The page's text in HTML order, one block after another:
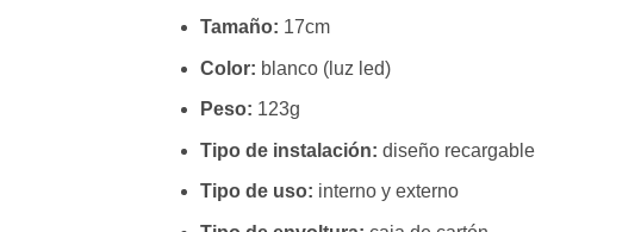
Tamaño: 17cm
Color: blanco (luz led)
Peso: 123g
Tipo de instalación: diseño recargable
Tipo de uso: interno y externo